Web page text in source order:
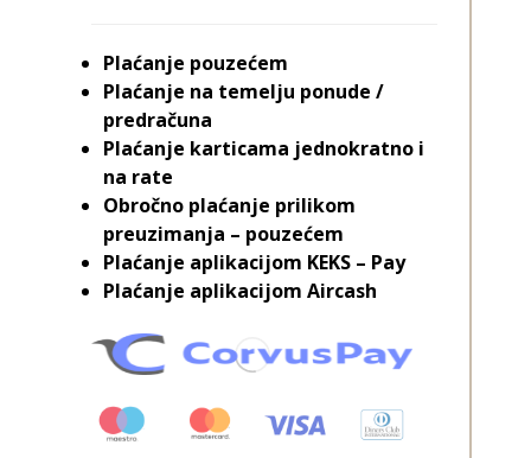
Plaćanje pouzećem
Plaćanje na temelju ponude /
predračuna
Plaćanje karticama jednokratno i
na rate
Obročno plaćanje prilikom
preuzimanja – pouzećem
Plaćanje aplikacijom KEKS – Pay
Plaćanje aplikacijom Aircash